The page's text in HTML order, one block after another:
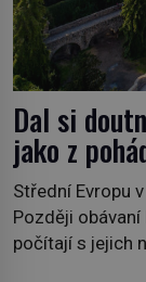
Dal si
jako z
Střední Evropu
Později
počítají s jejich